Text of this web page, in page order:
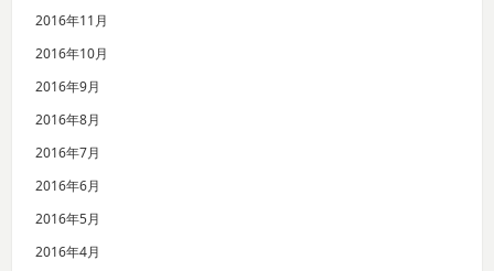
2016年11月
2016年10月
2016年9月
2016年8月
2016年7月
2016年6月
2016年5月
2016年4月